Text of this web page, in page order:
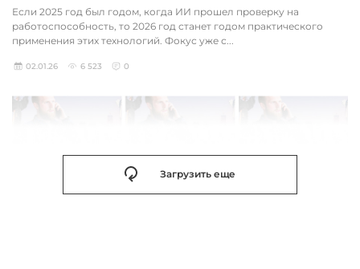
Если 2025 год был годом, когда ИИ прошел проверку на
работоспособность, то 2026 год станет годом практического
применения этих технологий. Фокус уже с...
02.01.26 6 523 0
Загрузить еще